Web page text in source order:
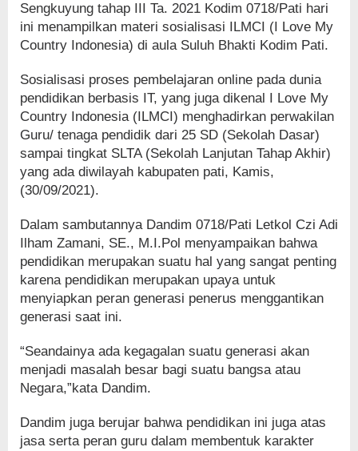
Sengkuyung tahap III Ta. 2021 Kodim 0718/Pati hari
ini menampilkan materi sosialisasi ILMCI (I Love My
Country Indonesia) di aula Suluh Bhakti Kodim Pati.
Sosialisasi proses pembelajaran online pada dunia
pendidikan berbasis IT, yang juga dikenal I Love My
Country Indonesia (ILMCI) menghadirkan perwakilan
Guru/ tenaga pendidik dari 25 SD (Sekolah Dasar)
sampai tingkat SLTA (Sekolah Lanjutan Tahap Akhir)
yang ada diwilayah kabupaten pati, Kamis,
(30/09/2021).
Dalam sambutannya Dandim 0718/Pati Letkol Czi Adi
Ilham Zamani, SE., M.I.Pol menyampaikan bahwa
pendidikan merupakan suatu hal yang sangat penting
karena pendidikan merupakan upaya untuk
menyiapkan peran generasi penerus menggantikan
generasi saat ini.
“Seandainya ada kegagalan suatu generasi akan
menjadi masalah besar bagi suatu bangsa atau
Negara,”kata Dandim.
Dandim juga berujar bahwa pendidikan ini juga atas
jasa serta peran guru dalam membentuk karakter